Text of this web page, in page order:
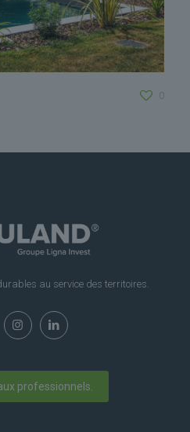
0
au service des territoires.
professionnels.